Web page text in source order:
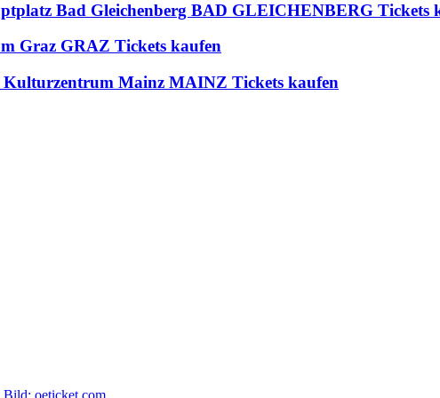
Bad Gleichenberg BAD GLEICHENBERG Tickets
Graz GRAZ Tickets kaufen
Mainz MAINZ Tickets kaufen